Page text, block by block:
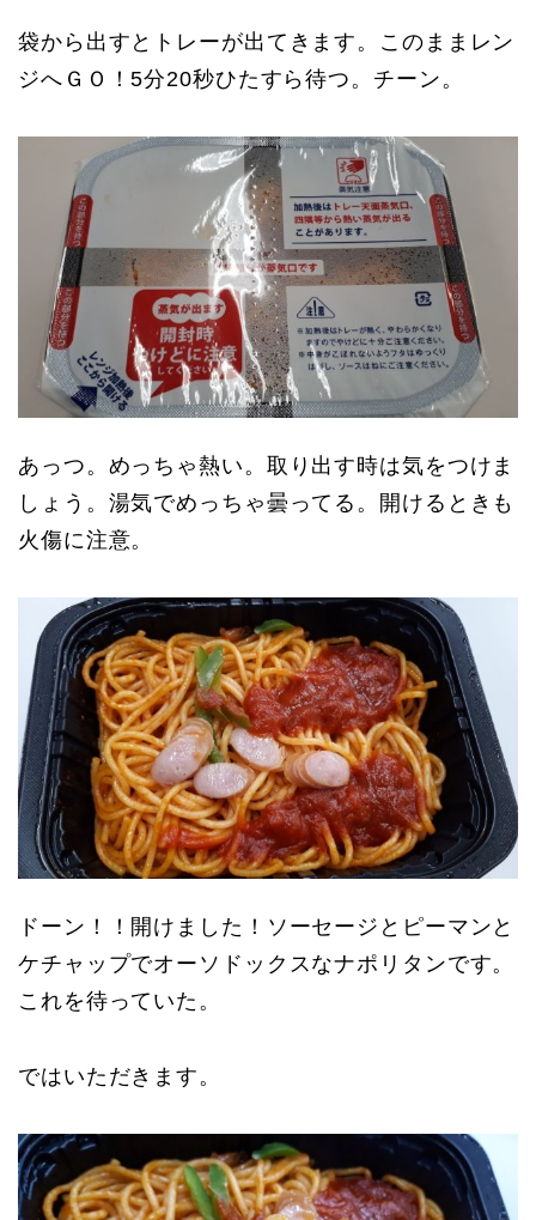
袋から出すとトレーが出てきます。このままレン
ジへＧＯ！5分20秒ひたすら待つ。チーン。
あっつ。めっちゃ熱い。取り出す時は気をつけま
しょう。湯気でめっちゃ曇ってる。開けるときも
火傷に注意。
ドーン！！開けました！ソーセージとピーマンと
ケチャップでオーソドックスなナポリタンです。
これを待っていた。
ではいただきます。